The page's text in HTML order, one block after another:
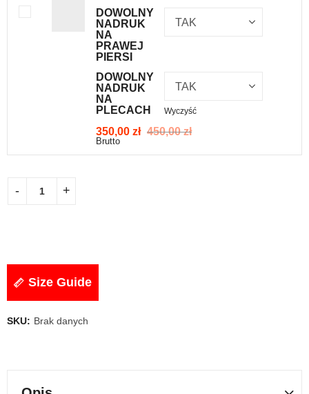
DOWOLNY
NADRUK
NA
PRAWEJ
PIERSI
DOWOLNY
NADRUK
NA
PLECACH
Wyczyść
350,00 zł 450,00zł
Brutto
Size Guide
SKU: Brak danych